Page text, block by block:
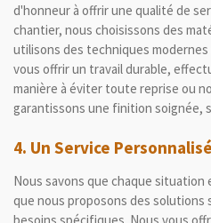
d'honneur à offrir une qualité de
chantier, nous choisissons des
utilisons des techniques
vous offrir un travail durable,
manière à éviter toute reprise ou
garantissons une finition soignée,
4. Un Service
Nous savons que chaque situation
que nous proposons des solutions